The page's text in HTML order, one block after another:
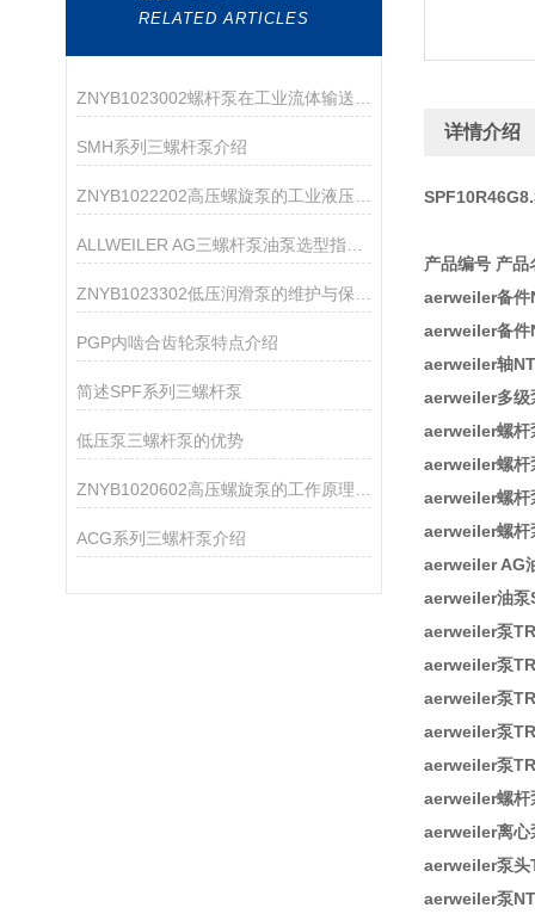
RELATED ARTICLES
SMH系列三螺杆泵介绍
PGP内啮合齿轮泵特点介绍
简述SPF系列三螺杆泵
低压泵三螺杆泵的优势
ACG系列三螺杆泵介绍
详情介绍
产品编号 产品
aerweiler备件
aerweiler备件
aerweiler轴
aerweiler多级
aerweiler螺杆
aerweiler螺杆
aerweiler螺杆
aerweiler螺杆
aerweiler AG
aerweiler油泵
aerweiler泵
aerweiler泵
aerweiler泵
aerweiler泵
aerweiler泵
aerweiler螺杆
aerweiler离心
aerweiler泵头
aerweiler泵